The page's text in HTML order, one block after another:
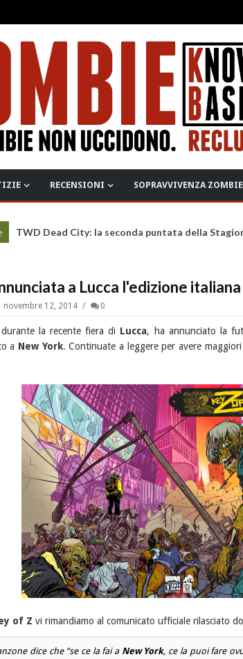
RECENSIONI SOPRAVVIVENZA ZOMBIE
TWD Dead City: la seconda puntata della
a Lucca l'edizione italiana
novembre 12, 2014 0
la recente fiera di Lucca, ha annunciato la
a New York. Continuate a leggere per avere
of Z vi rimandiamo al comunicato ufficiale rilasciato
dice che “se ce la fai a New York, ce la puoi fare